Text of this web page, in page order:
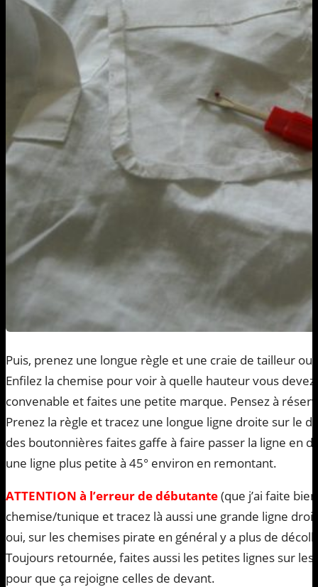
Puis, prenez une longue règle et une craie de tailleur ou
Enfilez la chemise pour voir à quelle hauteur vous
convenable et faites une petite marque. Pensez à
Prenez la règle et tracez une longue ligne droite sur le
des boutonnières faites gaffe à faire passer la ligne en
une ligne plus petite à 45° environ en remontant.
ATTENTION à l’erreur de débutante(que j’ai faite
chemise/tunique et tracez là aussi une grande ligne
oui, sur les chemises pirate en général y a plus de
Toujours retournée, faites aussi les petites lignes sur
pour que ça rejoigne celles de devant.